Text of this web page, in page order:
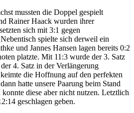
mussten die Doppel gespielt
Rainer Haack wurden ihrer
sich mit 3:1 gegen
spielte sich derweil ein
und Jannes Hansen lagen bereits 0:2
platzte. Mit 11:3 wurde der 3. Satz
4. Satz in der Verlängerung
die Hoffnung auf den perfekten
hatte unsere Paarung beim Stand
diese aber nicht nutzen. Letztlich
geschlagen geben.